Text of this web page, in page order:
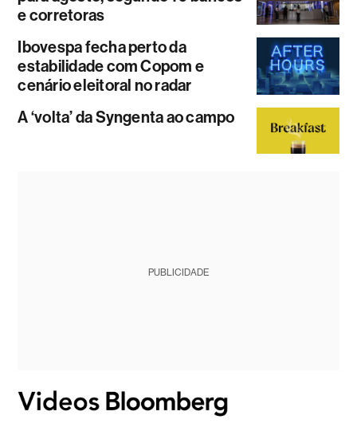
e corretoras
Ibovespa fecha perto da
estabilidade com Copom e
cenário eleitoral no radar
A ‘volta’ da Syngenta ao campo
PUBLICIDADE